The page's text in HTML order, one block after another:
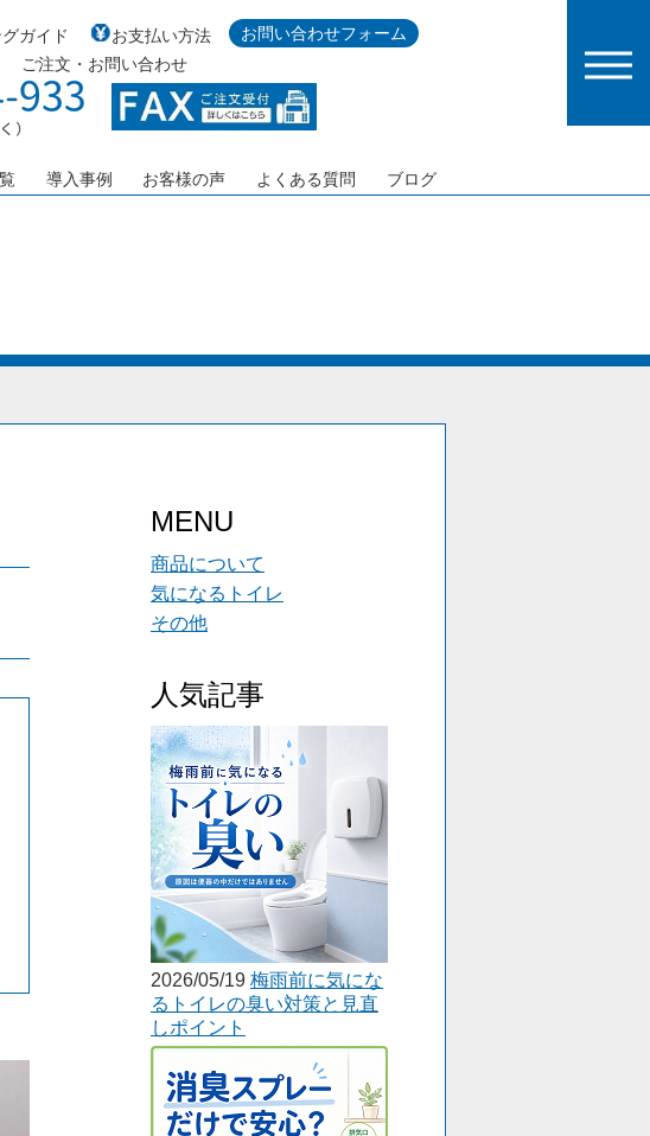
ガイド お支払い方法
お問い合わせフォーム
ご注文・お問い合わせ
導入事例 お客様の声 よくある質問 ブログ
MENU
商品について
気になるトイレ
その他
人気記事
2026/05/19 梅雨前に気にな
るトイレの臭い対策と見直
しポイント